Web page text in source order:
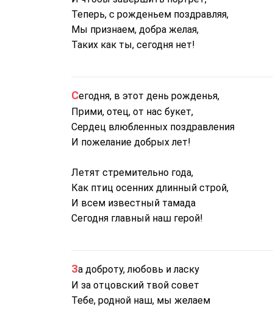
Теперь, с рожденьем поздравляя,
Мы признаем, добра желая,
Таких как ты, сегодня нет!
Сегодня, в этот день рожденья,
Прими, отец, от нас букет,
Сердец влюбленных поздравления
И пожелание добрых лет!
Летят стремительно года,
Как птиц осенних длинный строй,
И всем известный тамада
Сегодня главный наш герой!
За доброту, любовь и ласку
И за отцовский твой совет
Тебе, родной наш, мы желаем